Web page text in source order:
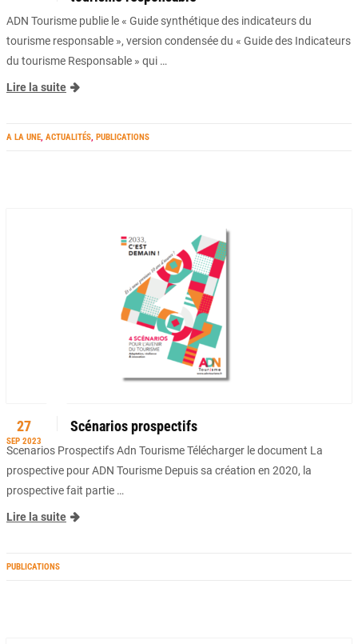
ADN Tourisme publie le « Guide synthétique des indicateurs du
tourisme responsable », version condensée du « Guide des Indicateurs
du tourisme Responsable » qui …
Lire la suite
A LA UNE, ACTUALITÉS PUBLICATIONS
27
SEP 2023
Scénarios prospectifs
Scenarios Prospectifs Adn Tourisme Télécharger le document La
prospective pour ADN Tourisme Depuis sa création en 2020, la
prospective fait partie …
Lire la suite
PUBLICATIONS